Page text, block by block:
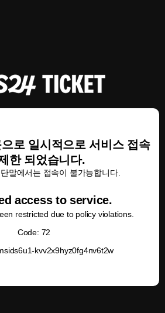
로 일시적으로 서비스 접속
한 되었습니다.
말에서는 접속이 불가능합니다.
access to service.
restricted due to policy violations.
Code: 72
kvv2x9hyz0fg4nv6t2w